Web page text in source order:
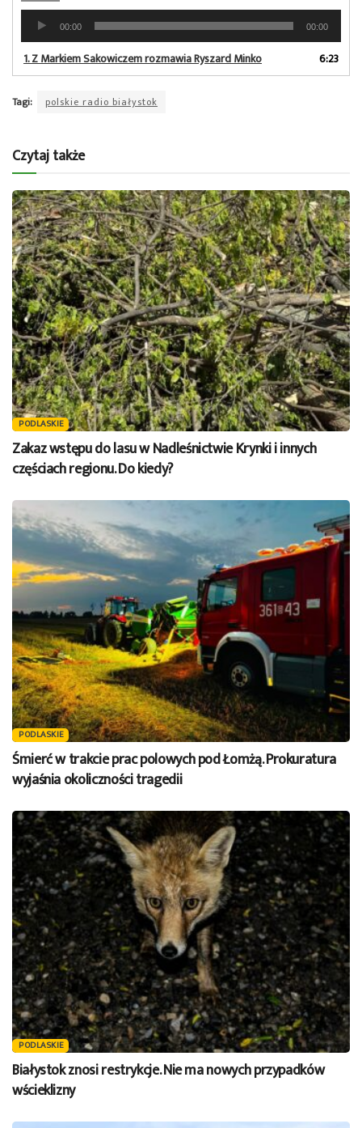
Odtwarzacz
plików
dźwiękowych
00:00 00:00
1.Z Markiem Sakowiczem rozmawia Ryszard Minko 6:23
Tagi: polskie radio białystok
Czytaj także
PODLASKIE
Zakaz wstępu do lasu w Nadleśnictwie Krynki i innych
częściach regionu. Do kiedy?
PODLASKIE
Śmierć w trakcie prac polowych pod Łomżą. Prokuratura
wyjaśnia okoliczności tragedii
PODLASKIE
Białystok znosi restrykcje. Nie ma nowych przypadków
wścieklizny